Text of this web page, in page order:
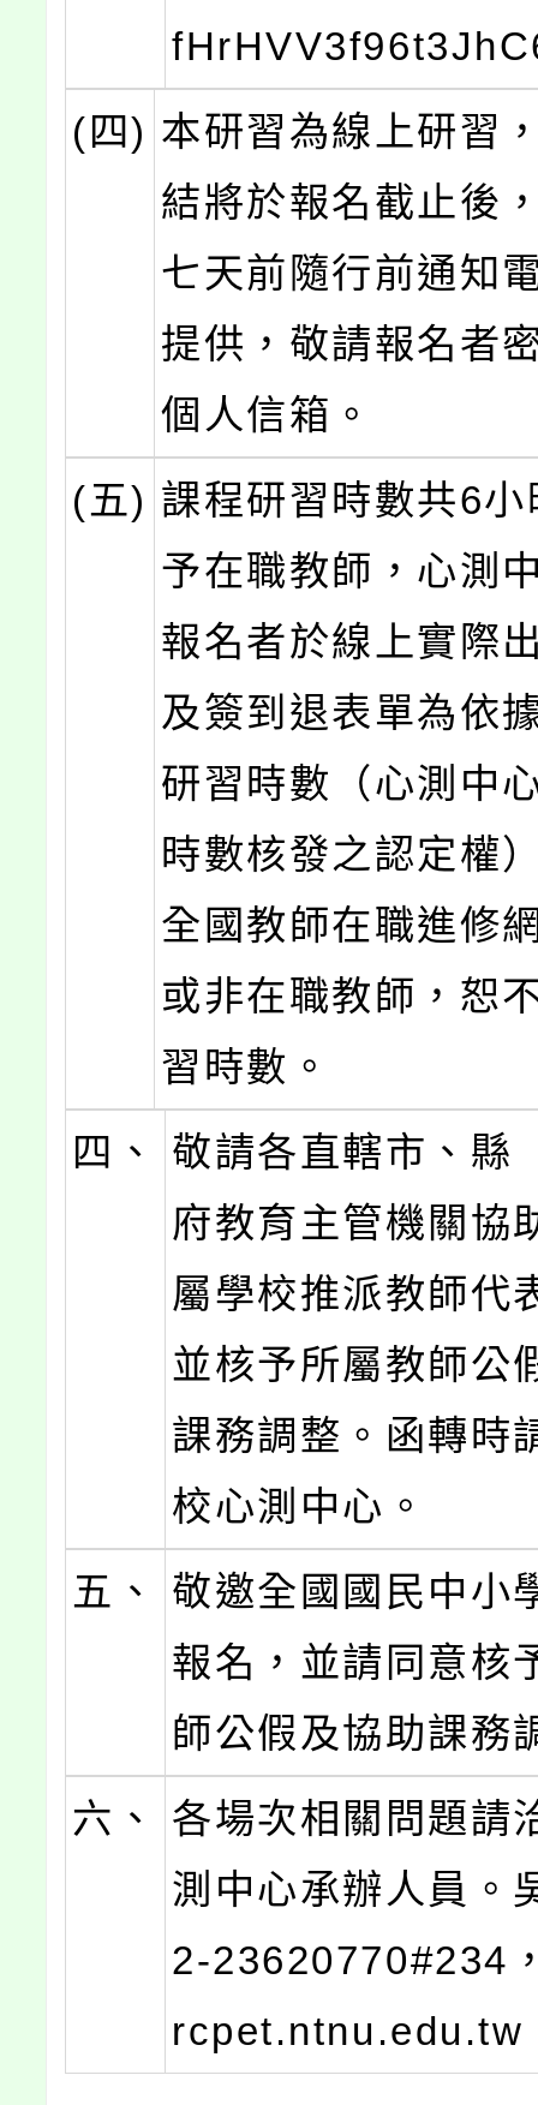
(四) 本研習為線上研習
結將於報名截止後
七天前隨行前通知
提供，敬請報名者
個人信箱。
(五) 課程研習時數共6
予在職教師，心測
報名者於線上實際
及簽到退表單為依
研習時數（心測中
時數核發之認定權
全國教師在職進修
或非在職教師，恕
習時數。
四、
敬請各直轄市、縣
府教育主管機關協
屬學校推派教師代
並核予所屬教師公
課務調整。函轉時
校心測中心。
五、
敬邀全國國民中小
報名，並請同意核
師公假及協助課務
六、
各場次相關問題請
測中心承辦人員。
2-23620770#234
rcpet.ntnu.edu.tw